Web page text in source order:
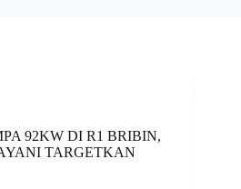
92KW DI R1 BRIBIN,
TARGETKAN